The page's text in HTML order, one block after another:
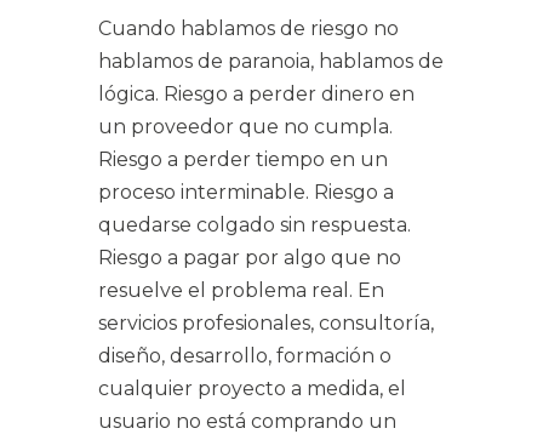
Cuando hablamos de riesgo no
hablamos de paranoia, hablamos de
lógica. Riesgo a perder dinero en
un proveedor que no cumpla.
Riesgo a perder tiempo en un
proceso interminable. Riesgo a
quedarse colgado sin respuesta.
Riesgo a pagar por algo que no
resuelve el problema real. En
servicios profesionales, consultoría,
diseño, desarrollo, formación o
cualquier proyecto a medida, el
usuario no está comprando un